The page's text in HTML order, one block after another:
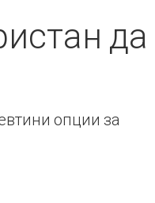
да
опции за